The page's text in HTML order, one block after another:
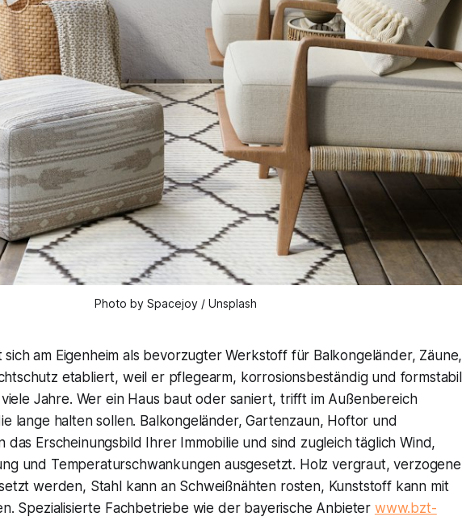
Photo by Spacejoy / Unsplash
sich am Eigenheim als bevorzugter Werkstoff für Balkongeländer, Zäune,
etabliert, weil er pflegearm, korrosionsbeständig und formstabil
Jahre. Wer ein Haus baut oder saniert, trifft im Außenbereich
lange halten sollen. Balkongeländer, Gartenzaun, Hoftor und
das Erscheinungsbild Ihrer Immobilie und sind zugleich täglich Wind,
und Temperaturschwankungen ausgesetzt. Holz vergraut, verzogene
werden, Stahl kann an Schweißnähten rosten, Kunststoff kann mit
Spezialisierte Fachbetriebe wie der bayerische Anbieter www.bzt-